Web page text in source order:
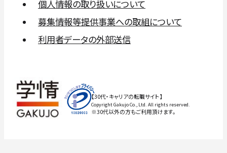
個人情報の取り扱いについて
募集情報等提供事業への取組について
利用者データの外部送信
【30代・キャリアの転職サイト】
Copyright Gakujo Co., Ltd. All rights reserved.
※30代以外の方もご利用頂けます。